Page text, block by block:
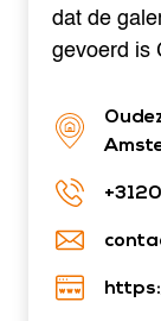
dat de
gevoerd is